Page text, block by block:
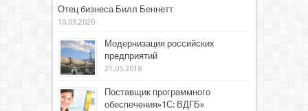
Отец бизнеса Билл Беннетт
10.03.2020
Модернизация российских
предприятий
21.05.2018
Поставщик программного
обеспечения»1С: ВДГБ»